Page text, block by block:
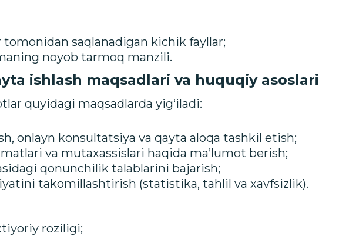
saqlanadigan kichik fayllar;
noyob tarmoq manzili.
ishlash maqsadlari va huquqiy asoslari
onlayn konsultatsiya va qayta aloqa tashkil etish;
va mutaxassislari haqida ma’lumot berish;
qonunchilik talablarini bajarish;
takomillashtirish (statistika, tahlil va xavfsizlik).
quyidagi maqsadlarda yig‘iladi:
roziligi;